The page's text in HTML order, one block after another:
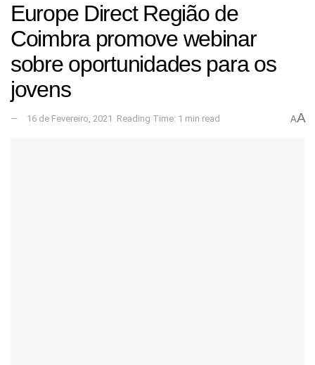
Europe Direct Região de
Coimbra promove webinar
sobre oportunidades para os
jovens
16 de Fevereiro, 2021 Reading Time: 1 min read AA